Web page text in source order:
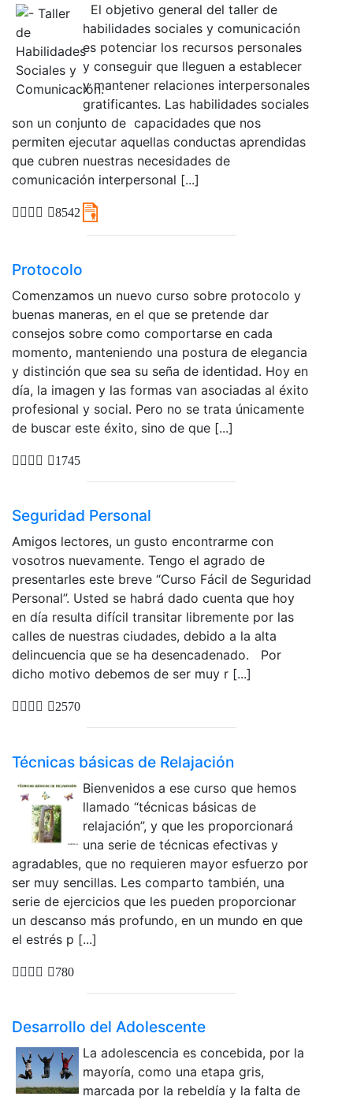
El objetivo general del taller de
habilidades sociales y comunicación
es potenciar los recursos personales
y conseguir que lleguen a establecer
y mantener relaciones interpersonales
gratificantes. Las habilidades sociales
son un conjunto de capacidades que nos
permiten ejecutar aquellas conductas aprendidas
que cubren nuestras necesidades de
comunicación interpersonal [...]
8542
Protocolo
Comenzamos un nuevo curso sobre protocolo y
buenas maneras, en el que se pretende dar
consejos sobre como comportarse en cada
momento, manteniendo una postura de elegancia
y distinción que sea su seña de identidad. Hoy en
día, la imagen y las formas van asociadas al éxito
profesional y social. Pero no se trata únicamente
de buscar este éxito, sino de que [...]
1745
Seguridad Personal
Amigos lectores, un gusto encontrarme con
vosotros nuevamente. Tengo el agrado de
presentarles este breve “Curso Fácil de Seguridad
Personal”. Usted se habrá dado cuenta que hoy
en día resulta difícil transitar libremente por las
calles de nuestras ciudades, debido a la alta
delincuencia que se ha desencadenado. Por
dicho motivo debemos de ser muy r [...]
2570
Técnicas básicas de Relajación
Bienvenidos a ese curso que hemos
llamado “técnicas básicas de
relajación”, y que les proporcionará
una serie de técnicas efectivas y
agradables, que no requieren mayor esfuerzo por
ser muy sencillas. Les comparto también, una
serie de ejercicios que les pueden proporcionar
un descanso más profundo, en un mundo en que
el estrés p [...]
780
Desarrollo del Adolescente
La adolescencia es concebida, por la
mayoría, como una etapa gris,
marcada por la rebeldía y la falta de